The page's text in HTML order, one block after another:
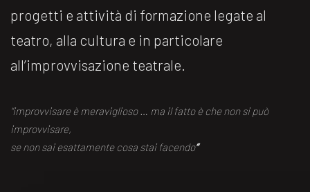
progetti e attività di formazione legate al
teatro, alla cultura e in particolare
all’improvvisazione teatrale.
“improvvisare è meraviglioso … ma il fatto è che non si può
improvvisare,
se non sai esattamente cosa stai facendo“